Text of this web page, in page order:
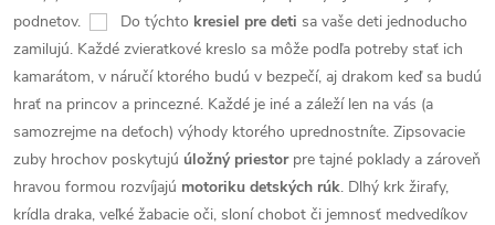
podnetov.
Do týchto kresiel pre deti sa vaše deti jednoducho
zamilujú. Každé zvieratkové kreslo sa môže podľa potreby stať ich
kamarátom, v náručí ktorého budú v bezpečí, aj drakom keď sa budú
hrať na princov a princezné. Každé je iné a záleží len na vás (a
samozrejme na deťoch) výhody ktorého uprednostníte. Zipsovacie
zuby hrochov poskytujú úložný priestorpre tajné poklady a zároveň
hravou formou rozvíjajú motoriku detských rúk. Dlhý krk žirafy,
krídla draka, veľké žabacie oči, sloní chobot či jemnosť medvedíkov